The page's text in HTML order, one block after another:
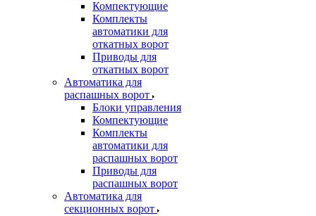
Компектующие
Комплекты
автоматики для
откатных ворот
Приводы для
откатных ворот
Автоматика для
распашных ворот
Блоки управления
Компектующие
Комплекты
автоматики для
распашных ворот
Приводы для
распашных ворот
Автоматика для
секционных ворот